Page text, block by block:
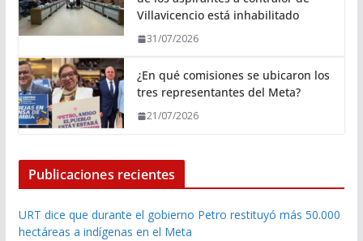
Villavicencio está inhabilitado
31/07/2026
¿En qué comisiones se ubicaron los
tres representantes del Meta?
21/07/2026
Publicaciones recientes
URT dice que durante el gobierno Petro restituyó más 50.000
hectáreas a indígenas en el Meta